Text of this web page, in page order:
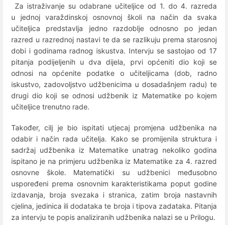
Za istraživanje su odabrane učiteljice od 1. do 4. razreda
u jednoj varaždinskoj osnovnoj školi na način da svaka
učiteljica predstavlja jedno razdoblje odnosno po jedan
razred u razrednoj nastavi te da se razlikuju prema starosnoj
dobi i godinama radnog iskustva. Intervju se sastojao od 17
pitanja podijeljenih u dva dijela, prvi općeniti dio koji se
odnosi na općenite podatke o učiteljicama (dob, radno
iskustvo, zadovoljstvo udžbenicima u dosadašnjem radu) te
drugi dio koji se odnosi udžbenik iz Matematike po kojem
učiteljice trenutno rade.
Također, cilj je bio ispitati utjecaj promjena udžbenika na
odabir i način rada učitelja. Kako se promijenila struktura i
sadržaj udžbenika iz Matematike unatrag nekoliko godina
ispitano je na primjeru udžbenika iz Matematike za 4. razred
osnovne škole.
Matematički su udžbenici međusobno
uspoređeni prema osnovnim karakteristikama poput godine
izdavanja, broja svezaka i stranica, zatim broja nastavnih
cjelina, jedinica ili dodataka te broja i tipova zadataka. Pitanja
za intervju te popis analiziranih udžbenika nalazi se u Prilogu.